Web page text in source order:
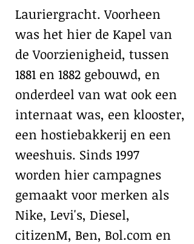
Lauriergracht. Voorheen
was het hier de Kapel van
de Voorzienigheid, tussen
1881 en 1882 gebouwd, en
onderdeel van wat ook een
internaat was, een klooster,
een hostiebakkerij en een
weeshuis. Sinds 1997
worden hier campagnes
gemaakt voor merken als
Nike, Levi's, Diesel,
citizenM, Ben, Bol.com en